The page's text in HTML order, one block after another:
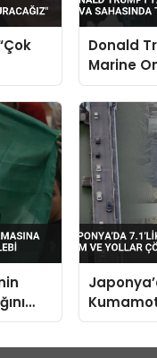
Donald
Marine
Yollar